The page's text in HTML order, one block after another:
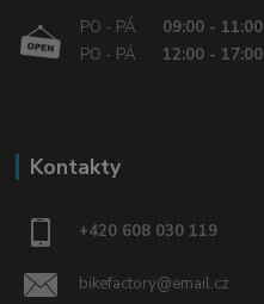
PO - PÁ
09:00 - 11:00
PO - PÁ
12:00 - 17:00
Kontakty
+420 608 030 119
bikefactory@email.cz